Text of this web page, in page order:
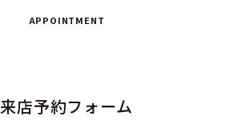
APPOINTMENT
来店予約フォーム